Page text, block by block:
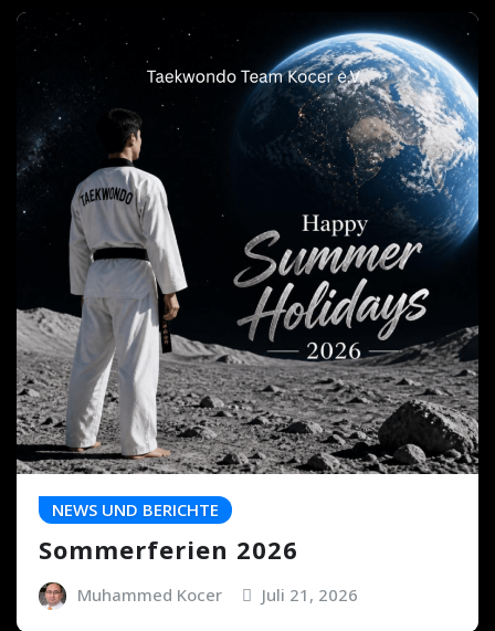
NEWS UND BERICHTE
Sommerferien 2026
Muhammed Kocer Juli 21, 2026